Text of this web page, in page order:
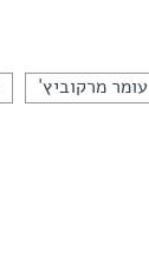
עומר מרקוביץ'